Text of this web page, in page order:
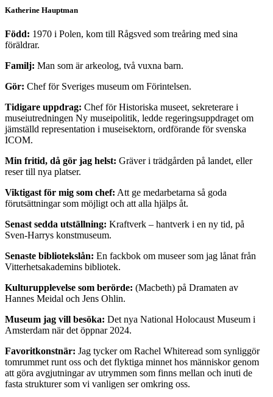
Katherine Hauptman
Född: 1970 i Polen, kom till Rågsved som treåring med sina
föräldrar.
Familj: Man som är arkeolog, två vuxna barn.
Gör: Chef för Sveriges museum om Förintelsen.
Tidigare uppdrag: Chef för Historiska museet, sekreterare i
museiutredningen Ny museipolitik, ledde regeringsuppdraget om
jämställd representation i museisektorn, ordförande för svenska
ICOM.
Min fritid, då gör jag helst: Gräver i trädgården på landet, eller
reser till nya platser.
Viktigast för mig som chef: Att ge medarbetarna så goda
förutsättningar som möjligt och att alla hjälps åt.
Senast sedda utställning: Kraftverk – hantverk i en ny tid, på
Sven-Harrys konstmuseum.
Senaste bibliotekslån: En fackbok om museer som jag lånat från
Vitterhetsakademins bibliotek.
Kulturupplevelse som berörde: (Macbeth) på Dramaten av
Hannes Meidal och Jens Ohlin.
Museum jag vill besöka: Det nya National Holocaust Museum i
Amsterdam när det öppnar 2024.
Favoritkonstnär: Jag tycker om Rachel Whiteread som synliggör
tomrummet runt oss och det flyktiga minnet hos människor genom
att göra avgjutningar av utrymmen som finns mellan och inuti de
fasta strukturer som vi vanligen ser omkring oss.